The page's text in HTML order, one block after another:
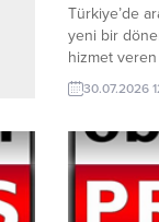
Türkiye’de
yeni bir
hizmet veren
süresi 15
araç
teknolojik
kartı
imtiyaz
30.07.2026